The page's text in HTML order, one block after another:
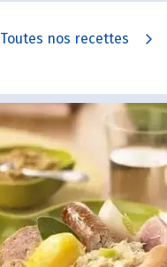
Toutes nos recettes